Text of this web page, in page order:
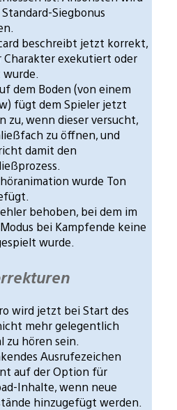
Siegbonus
beschreibt jetzt korrekt,
Charakter exekutiert oder
dem Boden (von einem
fügt dem Spieler jetzt
zu, wenn dieser versucht,
zu öffnen, und
damit den
wurde Ton
behoben, bei dem im
bei Kampfende keine
wurde.
wird jetzt bei Start des
mehr gelegentlich
zu hören sein.
Ausrufezeichen
auf der Option für
Inhalte, wenn neue
hinzugefügt werden.